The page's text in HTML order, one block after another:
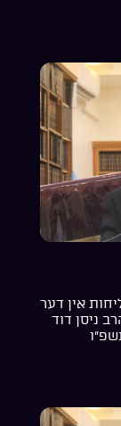
אין דער
ניסן דוד